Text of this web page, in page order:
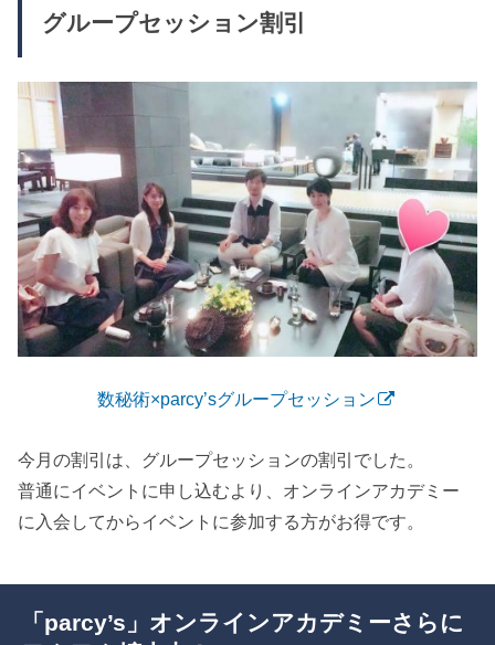
グループセッション割引
数秘術×parcy’sグループセッション
今月の割引は、グループセッションの割引でした。
普通にイベントに申し込むより、オンラインアカデミー
に入会してからイベントに参加する方がお得です。
「parcy’s」オンラインアカデミーさらに